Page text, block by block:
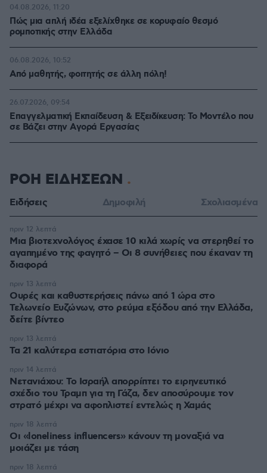
Πώς μια απλή ιδέα εξελίχθηκε σε κορυφαίο θεσμό
ρομποτικής στην Ελλάδα
04.08.2026, 11:20
Από μαθητής, φοιτητής σε άλλη πόλη!
06.08.2026, 10:52
Επαγγελματική Εκπαίδευση & Εξειδίκευση: Το Mοντέλο που
σε Bάζει στην Aγορά Eργασίας
26.07.2026, 09:54
ΡΟΗ ΕΙΔΗΣΕΩΝ
Ειδήσεις Δημοφιλή Σχολιασμένα
Μια βιοτεχνολόγος έχασε 10 κιλά χωρίς να στερηθεί το
αγαπημένο της φαγητό – Οι 8 συνήθειες που έκαναν τη
διαφορά
πριν 12 λεπτά
Ουρές και καθυστερήσεις πάνω από 1 ώρα στο
Τελωνείο Ευζώνων, στο ρεύμα εξόδου από την Ελλάδα,
δείτε βίντεο
πριν 13 λεπτά
Τα 21 καλύτερα εστιατόρια στο Ιόνιο
πριν 13 λεπτά
Νετανιάχου: Το Ισραήλ απορρίπτει το ειρηνευτικό
σχέδιο του Τραμπ για τη Γάζα, δεν αποσύρουμε τον
στρατό μέχρι να αφοπλιστεί εντελώς η Χαμάς
πριν 14 λεπτά
Οι «loneliness influencers» κάνουν τη μοναξιά να
μοιάζει με τάση
πριν 18 λεπτά
πριν 18 λεπτά